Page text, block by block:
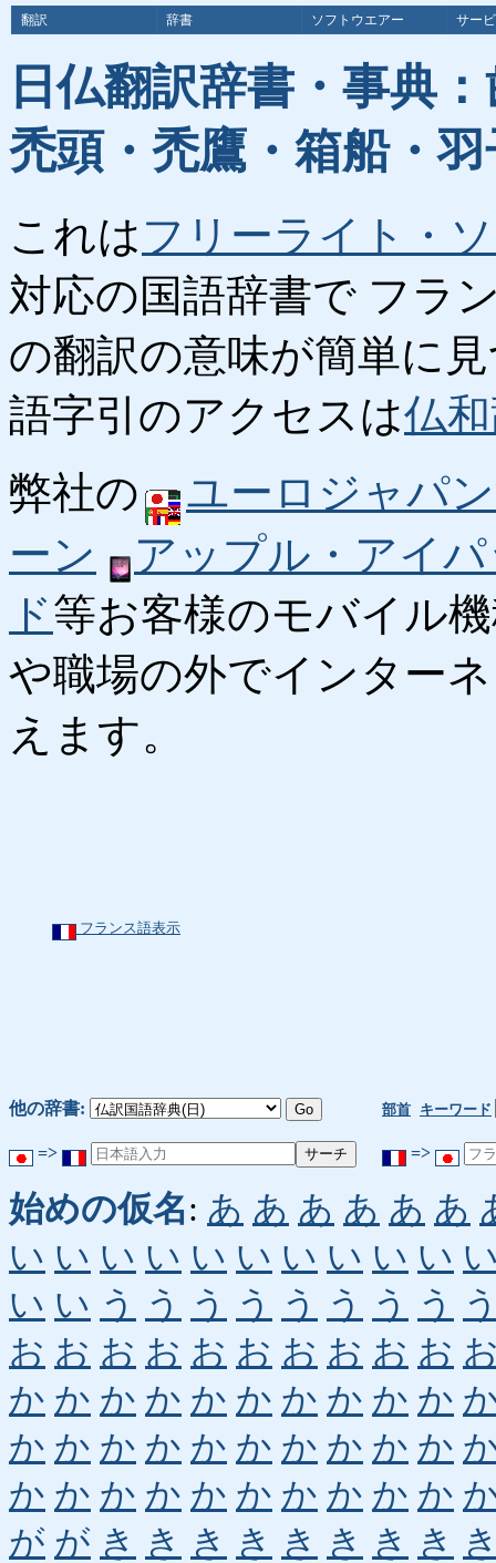
翻訳 辞書 ソフトウエアー サー
日仏翻訳辞書・事典
禿頭・禿鷹・箱船・
これはフリーライト・
対応の国語辞書で フラ
の翻訳の意味が簡単に
語字引のアクセスは仏
弊社の
ユーロジャパ
ーン
アップル・アイ
ド等お客様のモバイル
や職場の外でインター
えます。
フランス語表示
他の辞書: 部首 キーワード
=> =>
始めの仮名: あ あ あ あ あ あ
い い い い い い い い い い
い い う う う う う う う う
お お お お お お お お お お
か か か か か か か か か か
か か か か か か か か か か
か か か か か か か か か か
が が き き き き き き き き